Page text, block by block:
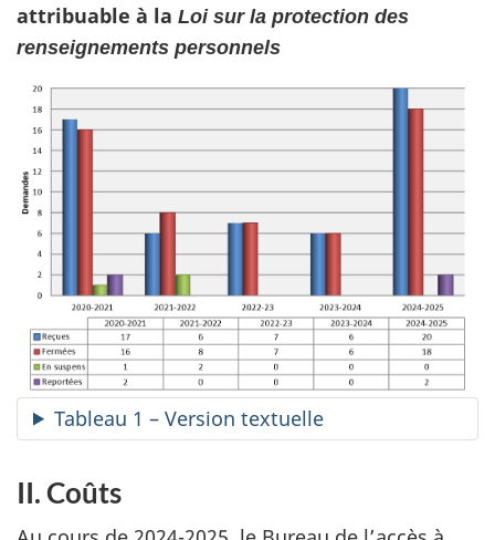
attribuable à la Loi sur la protection des
renseignements personnels
Tableau 1 – Version textuelle
II. Coûts